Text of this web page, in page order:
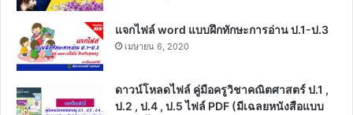
แจกไฟล์ word แบบฝึกทักษะการอ่าน ป.1-ป.3
เมษายน 6, 2020
ดาวน์โหลดไฟล์ คู่มือครูวิชาคณิตศาสตร์ ป.1 ,
ป.2 , ป.4 , ป.5 ไฟล์ PDF (มีเฉลยหนังสือแบบ